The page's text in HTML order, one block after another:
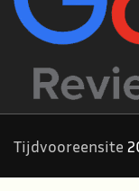
Tijdvooreensite